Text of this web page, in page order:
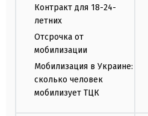
Контракт для 18-24-
летних
Отсрочка от
мобилизации
Мобилизация в Украине:
сколько человек
мобилизует ТЦК